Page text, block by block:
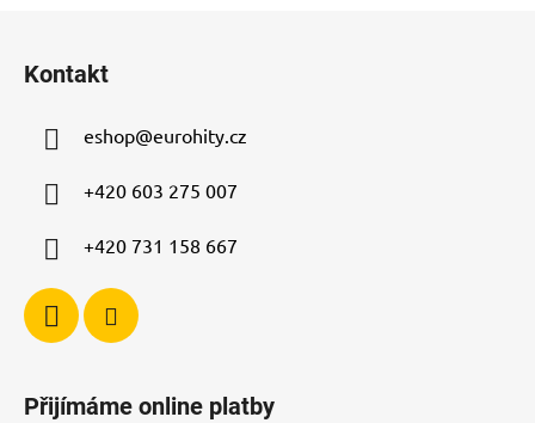
Kontakt
eshop@eurohity.cz
+420 603 275 007
+420 731 158 667
Přijímáme online platby